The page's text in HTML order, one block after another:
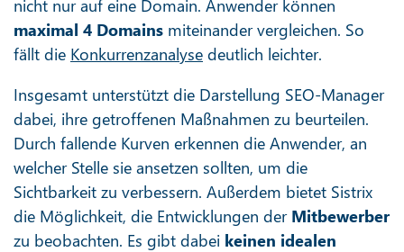
nicht nur auf eine Domain. Anwender können
maximal 4 Domains miteinander vergleichen. So
fällt die Konkurrenzanalyse deutlich leichter.
Insgesamt unterstützt die Darstellung SEO-Manager
dabei, ihre getroffenen Maßnahmen zu beurteilen.
Durch fallende Kurven erkennen die Anwender, an
welcher Stelle sie ansetzen sollten, um die
Sichtbarkeit zu verbessern. Außerdem bietet Sistrix
die Möglichkeit, die Entwicklungen der Mitbewerber
zu beobachten. Es gibt dabei keinen idealen